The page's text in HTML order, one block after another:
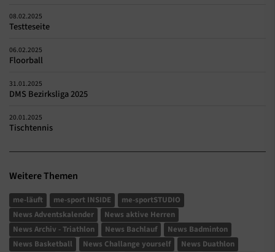
08.02.2025
Testteseite
06.02.2025
Floorball
31.01.2025
DMS Bezirksliga 2025
20.01.2025
Tischtennis
Weitere Themen
me-läuft me-sport INSIDE
me-sportSTUDIO
News Adventskalender
News aktive Herren
News Archiv - Triathlon
News Bachlauf
News Badminton
News Basketball
News Challange yourself
News Duathlon